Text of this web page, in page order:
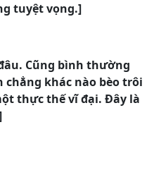
tuyệt vọng.]
Cũng bình thường
khác nào bèo trôi
thực thế vĩ đại. Đây là